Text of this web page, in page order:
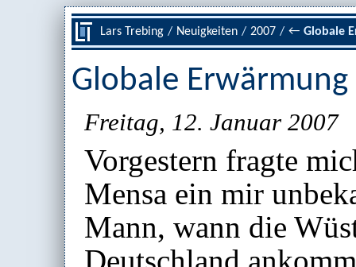
Lars Trebing / Neuigkeiten / 2007 / ← Globale
Globale Erwärmung
Freitag, 12. Januar 2007
Vorgestern fragte
Mensa ein mir
Mann, wann die